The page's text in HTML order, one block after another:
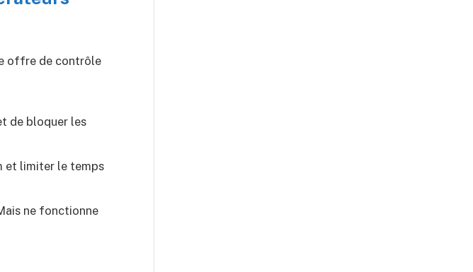
offre de contrôle
de bloquer les
et limiter le temps
ne fonctionne